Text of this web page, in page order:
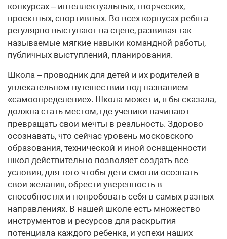
конкурсах – интеллектуальных, творческих,
проектных, спортивных. Во всех корпусах ребята
регулярно выступают на сцене, развивая так
называемые мягкие навыки командной работы,
публичных выступлений, планирования.
Школа – проводник для детей и их родителей в
увлекательном путешествии под названием
«самоопределение». Школа может и, я бы сказала,
должна стать местом, где ученики начинают
превращать свои мечты в реальность. Здорово
осознавать, что сейчас уровень московского
образования, технической и иной оснащенности
школ действительно позволяет создать все
условия, для того чтобы дети смогли осознать
свои желания, обрести уверенность в
способностях и попробовать себя в самых разных
направлениях. В нашей школе есть множество
инструментов и ресурсов для раскрытия
потенциала каждого ребенка, и успехи наших